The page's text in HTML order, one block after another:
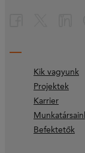
Kik vagyunk
Projektek
Karrier
Befektetők